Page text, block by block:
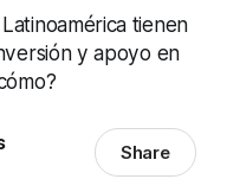
tienen
y apoyo en
Share